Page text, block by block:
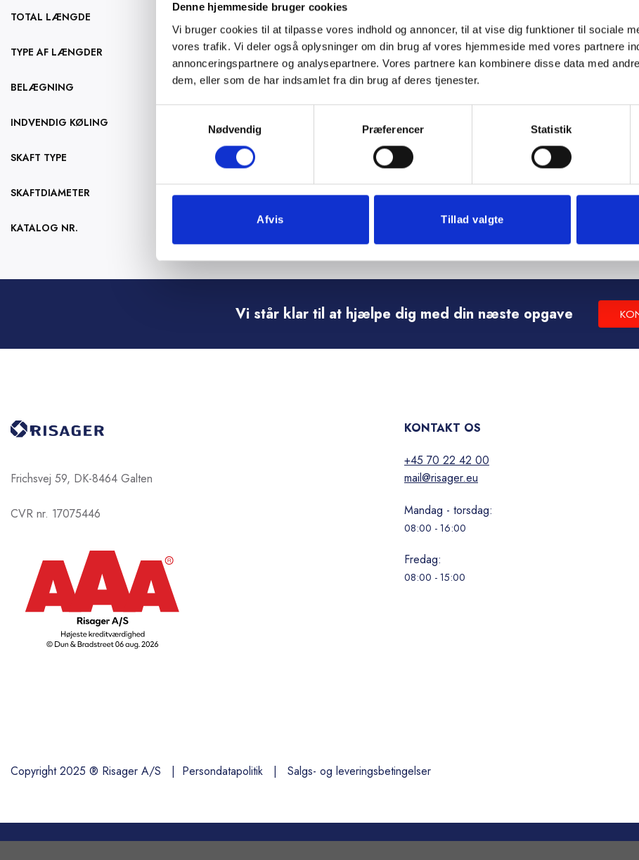
Denne hjemmeside bruger cookies
Vi bruger cookies til at tilpasse vores indhold og annoncer, til at vise dig funktioner til sociale
vores trafik. Vi deler også oplysninger om din brug af vores hjemmeside med vores partnere
annonceringspartnere og analysepartnere. Vores partnere kan kombinere disse data med
dem, eller som de har indsamlet fra din brug af deres tjenester.
Nødvendig
Præferencer Statistik
Afvis Tillad valgte
TOTAL LÆNGDE
TYPE AF LÆNGDER
BELÆGNING
INDVENDIG KØLING
SKAFT TYPE
SKAFTDIAMETER
KATALOG NR.
kan
vælges
på
varesiden
vare
har
flere
varianter.
Mulighederne
kan
vælges
på
varesiden
HSS, Maskinrivaler H7, Konisk skaft
R101
Vælg muligheder
Dette
vare
har
flere
varianter.
kan
vælges
varesiden
Spiralbor, Morse konisk skaft
vare
har
varianter.
kan
på
Vi står klar til at hjælpe dig med din næste opgave
Frichsvej 59, DK-8464 Galten
CVR nr. 17075446
KONTAKT OS
+45 70 22 42 00
mail@risager.eu
Mandag - torsdag:
08:00 - 16:00
Fredag:
08:00 - 15:00
Copyright 2025 ® Risager A/S | Persondatapolitik | Salgs- og leveringsbetingelser